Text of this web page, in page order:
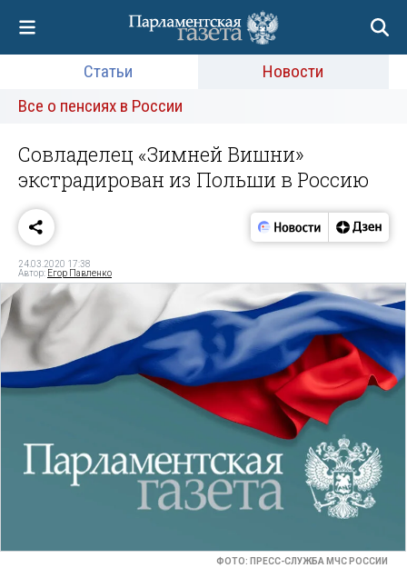
Статьи
Новости
Все о пенсиях в России
Совладелец «Зимней Вишни»
экстрадирован из Польши в Россию
24.03.2020 17:38
Автор: Егор Павленко
ФОТО: ПРЕСС-СЛУЖБА МЧС РОССИИ